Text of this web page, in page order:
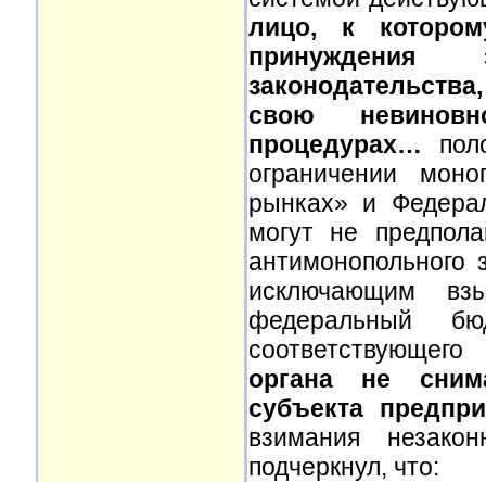
лицо, к
принуждения
свою
процедурах…
ограничении
рынках» и
могут не
антимонопольного
исключающим
федеральный
органа не
субъекта
взимания
подчеркнул, что: